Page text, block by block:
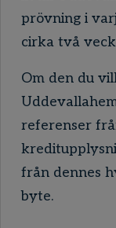
prövning i
cirka två
Om den du
referenser
från dennes
byte.